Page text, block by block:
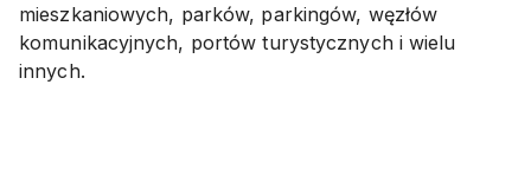
mieszkaniowych, parków, parkingów, węzłów
komunikacyjnych, portów turystycznych i wielu
innych.